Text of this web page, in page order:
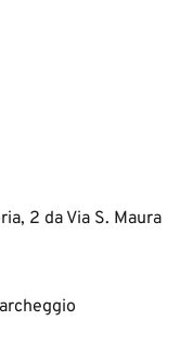
2 da Via S. Maura